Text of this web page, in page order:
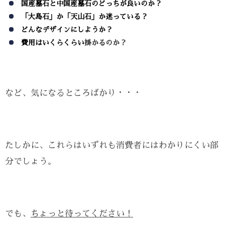
国産墓石と中国産墓石のどっちが良いのか？
「大島石」か「天山石」か迷っている？
どんなデザインにしようか？
費用はいくらくらい掛かるのか？
など、気になるところばかり・・・
たしかに、これらはいずれも消費者にはわかりにくい部
分でしょう。
でも、 ちょっと待ってください！